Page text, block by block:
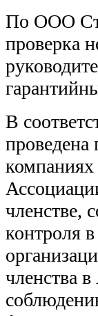
По ООО
проверка
В
проведена
компаниях
членстве,
контроля
членства